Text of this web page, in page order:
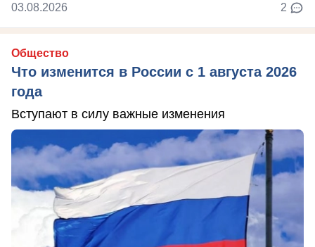
03.08.2026 2
Общество
Что изменится в России с 1 августа 2026
года
Вступают в силу важные изменения